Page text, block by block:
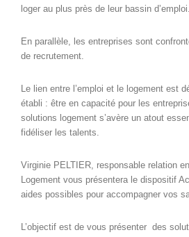
loger au plus près de leur bassin
En parallèle, les entreprises sont
de recrutement.
Le lien entre l’emploi et le logement est
établi : être en capacité pour les
solutions logement s’avère un atout
fidéliser les talents.
Virginie PELTIER, responsable relation
Logement vous présentera le dispositif
aides possibles pour accompagner vos
L’objectif est de vous présenter des